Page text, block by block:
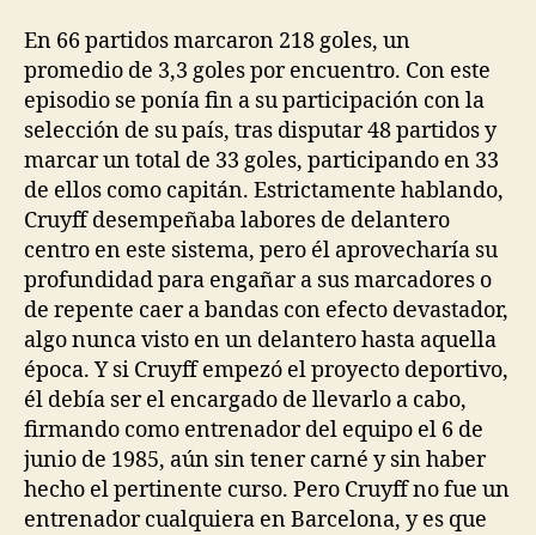
En 66 partidos marcaron 218 goles, un
promedio de 3,3 goles por encuentro. Con este
episodio se ponía fin a su participación con la
selección de su país, tras disputar 48 partidos y
marcar un total de 33 goles, participando en 33
de ellos como capitán. Estrictamente hablando,
Cruyff desempeñaba labores de delantero
centro en este sistema, pero él aprovecharía su
profundidad para engañar a sus marcadores o
de repente caer a bandas con efecto devastador,
algo nunca visto en un delantero hasta aquella
época. Y si Cruyff empezó el proyecto deportivo,
él debía ser el encargado de llevarlo a cabo,
firmando como entrenador del equipo el 6 de
junio de 1985, aún sin tener carné y sin haber
hecho el pertinente curso. Pero Cruyff no fue un
entrenador cualquiera en Barcelona, y es que